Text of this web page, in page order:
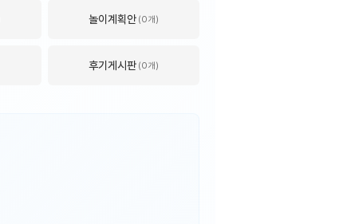
놀이계획안 (0개)
후기게시판 (0개)